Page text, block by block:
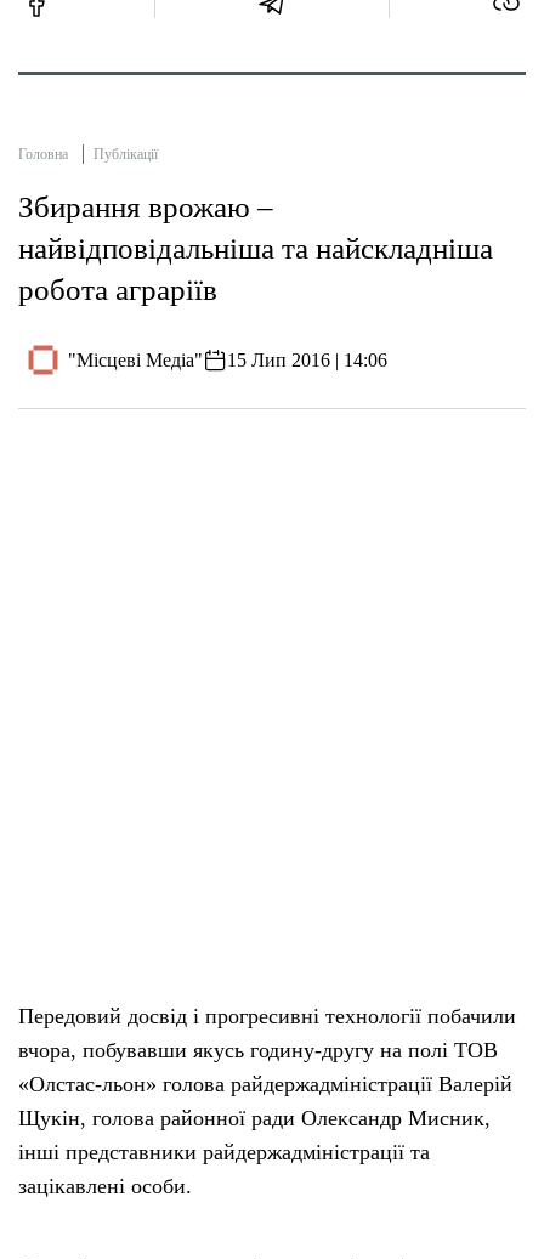
Головна Публікації
Збирання врожаю –
найвідповідальніша та найскладніша
робота аграріїв
"Місцеві Медіа" 15 Лип 2016 | 14:06
Передовий досвід і прогресивні технології побачили
вчора, побувавши якусь годину-другу на полі ТОВ
«Олстас-льон» голова райдержадміністрації Валерій
Щукін, голова районної ради Олександр Мисник,
інші представники райдержадміністрації та
зацікавлені особи.